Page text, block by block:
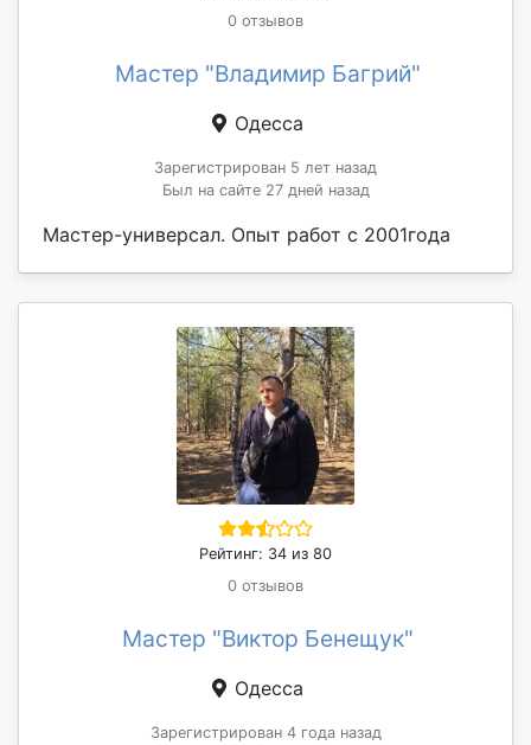
0 отзывов
Мастер "Владимир Багрий"
Одесса
Зарегистрирован 5 лет назад
Был на сайте 27 дней назад
Мастер-универсал. Опыт работ с 2001года
Рейтинг: 34 из 80
0 отзывов
Мастер "Виктор Бенещук"
Одесса
Зарегистрирован 4 года назад